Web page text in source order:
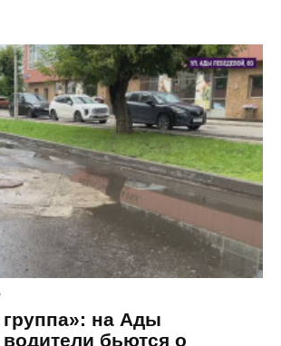
на Ады
бьются о